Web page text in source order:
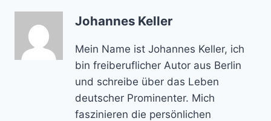
Johannes Keller
Mein Name ist Johannes Keller, ich
bin freiberuflicher Autor aus Berlin
und schreibe über das Leben
deutscher Prominenter. Mich
faszinieren die persönlichen